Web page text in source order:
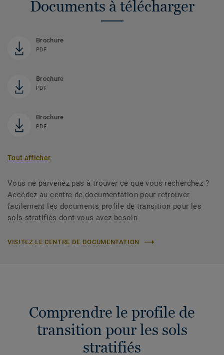
Documents à télécharger
Brochure
PDF
Brochure
PDF
Brochure
PDF
Tout afficher
Vous ne parvenez pas à trouver ce que vous recherchez ?
Accédez au centre de documentation pour retrouver
facilement les documents profile de transition pour les
sols stratifiés dont vous avez besoin
VISITEZ LE CENTRE DE DOCUMENTATION
Comprendre le profile de
transition pour les sols
stratifiés